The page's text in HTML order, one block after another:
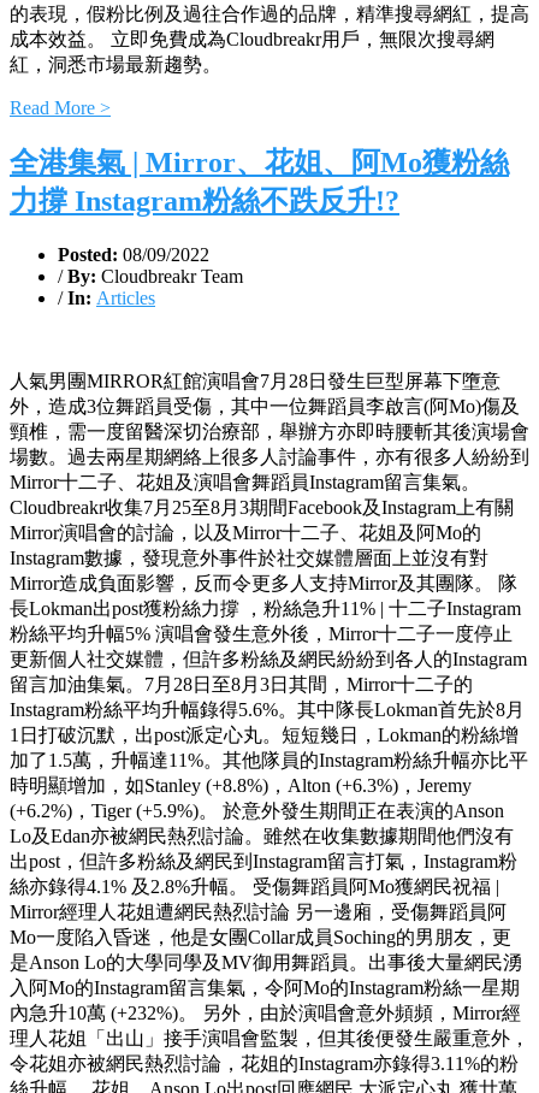
的表現，假粉比例及過往合作過的品牌，精準搜尋網紅，提高
成本效益。 立即免費成為Cloudbreakr用戶，無限次搜尋網
紅，洞悉市場最新趨勢。
Read More >
全港集氣 | Mirror、花姐、阿Mo獲粉絲
力撐 Instagram粉絲不跌反升!?
Posted: 08/09/2022
/ By: Cloudbreakr Team
/ In: Articles
人氣男團MIRROR紅館演唱會7月28日發生巨型屏幕下墮意
外，造成3位舞蹈員受傷，其中一位舞蹈員李啟言(阿Mo)傷及
頸椎，需一度留醫深切治療部，舉辦方亦即時腰斬其後演場會
場數。過去兩星期網絡上很多人討論事件，亦有很多人紛紛到
Mirror十二子、花姐及演唱會舞蹈員Instagram留言集氣。
Cloudbreakr收集7月25至8月3期間Facebook及Instagram上有關
Mirror演唱會的討論，以及Mirror十二子、花姐及阿Mo的
Instagram數據，發現意外事件於社交媒體層面上並沒有對
Mirror造成負面影響，反而令更多人支持Mirror及其團隊。 隊
長Lokman出post獲粉絲力撐 ，粉絲急升11% | 十二子Instagram
粉絲平均升幅5% 演唱會發生意外後，Mirror十二子一度停止
更新個人社交媒體，但許多粉絲及網民紛紛到各人的Instagram
留言加油集氣。7月28日至8月3日其間，Mirror十二子的
Instagram粉絲平均升幅錄得5.6%。其中隊長Lokman首先於8月
1日打破沉默，出post派定心丸。短短幾日，Lokman的粉絲增
加了1.5萬，升幅達11%。其他隊員的Instagram粉絲升幅亦比平
時明顯增加，如Stanley (+8.8%)，Alton (+6.3%)，Jeremy
(+6.2%)，Tiger (+5.9%)。 於意外發生期間正在表演的Anson
Lo及Edan亦被網民熱烈討論。雖然在收集數據期間他們沒有
出post，但許多粉絲及網民到Instagram留言打氣，Instagram粉
絲亦錄得4.1% 及2.8%升幅。 受傷舞蹈員阿Mo獲網民祝福 |
Mirror經理人花姐遭網民熱烈討論 另一邊廂，受傷舞蹈員阿
Mo一度陷入昏迷，他是女團Collar成員Soching的男朋友，更
是Anson Lo的大學同學及MV御用舞蹈員。出事後大量網民湧
入阿Mo的Instagram留言集氣，令阿Mo的Instagram粉絲一星期
內急升10萬 (+232%)。 另外，由於演唱會意外頻頻，Mirror經
理人花姐「出山」接手演唱會監製，但其後便發生嚴重意外，
令花姐亦被網民熱烈討論，花姐的Instagram亦錄得3.11%的粉
絲升幅。 花姐、Anson Lo出post回應網民 大派定心丸 獲廿萬